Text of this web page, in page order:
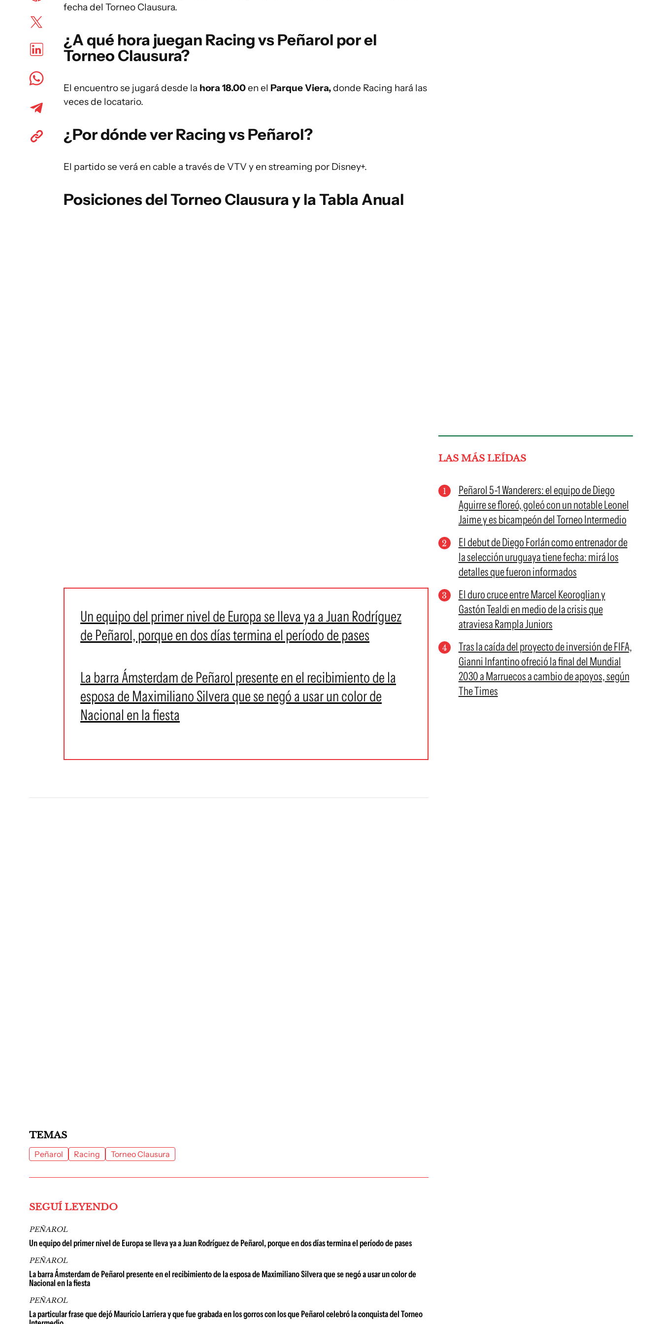
fecha del Torneo Clausura.
¿A qué hora juegan Racing vs Peñarol por el
Torneo Clausura?
El encuentro se jugará desde la hora 18.00en el Parque Viera,donde Racing hará las
veces de locatario.
¿Por dónde ver Racing vs Peñarol?
El partido se verá en cable a través de VTV y en streaming por Disney+.
Posiciones del Torneo Clausura y la Tabla Anual
Un equipo del primer nivel de Europa se lleva ya a Juan Rodríguez
de Peñarol, porque en dos días termina el período de pases
La barra Ámsterdam de Peñarol presente en el recibimiento de la
esposa de Maximiliano Silvera que se negó a usar un color de
Nacional en la fiesta
LAS MÁS LEÍDAS
Peñarol 5-1 Wanderers: el equipo de Diego
Aguirre se floreó, goleó con un notable Leonel
Jaime y es bicampeón del Torneo Intermedio
El debut de Diego Forlán como entrenador de
la selección uruguaya tiene fecha: mirá los
detalles que fueron informados
El duro cruce entre Marcel Keoroglian y
Gastón Tealdi en medio de la crisis que
atraviesa Rampla Juniors
Tras la caída del proyecto de inversión de FIFA,
Gianni Infantino ofreció la final del Mundial
2030 a Marruecos a cambio de apoyos, según
The Times
TEMAS
Peñarol Racing Torneo Clausura
SEGUÍ LEYENDO
PEÑAROL
Un equipo del primer nivel de Europa se lleva ya a Juan Rodríguez de Peñarol, porque en dos días termina el período de pases
PEÑAROL
La barra Ámsterdam de Peñarol presente en el recibimiento de la esposa de Maximiliano Silvera que se negó a usar un color de
Nacional en la fiesta
PEÑAROL
La particular frase que dejó Mauricio Larriera y que fue grabada en los gorros con los que Peñarol celebró la conquista del Torneo